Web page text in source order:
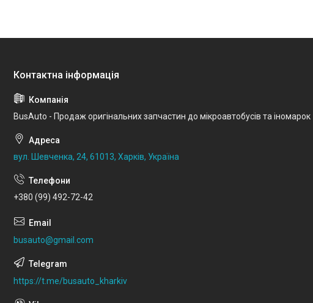
BusAuto - Продаж оригінальних запчастин до мікроавтобусів та іномарок
вул. Шевченка, 24, 61013, Харків, Україна
+380 (99) 492-72-42
busauto@gmail.com
https://t.me/busauto_kharkiv